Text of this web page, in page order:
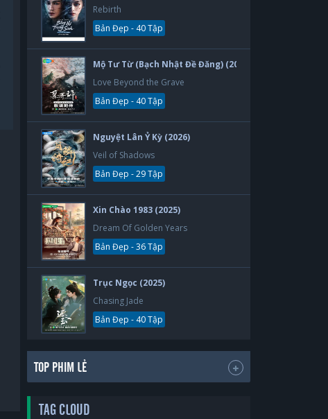
Rebirth
Bản Đẹp - 40 Tập
Mộ Tư Từ (Bạch Nhật Đề Đăng) (2026)
Love Beyond the Grave
Bản Đẹp - 40 Tập
Nguyệt Lân Ỷ Kỳ (2026)
Veil of Shadows
Bản Đẹp - 29 Tập
Xin Chào 1983 (2025)
Dream Of Golden Years
Bản Đẹp - 36 Tập
Trục Ngọc (2025)
Chasing Jade
Bản Đẹp - 40 Tập
TOP PHIM LẺ
TAG CLOUD